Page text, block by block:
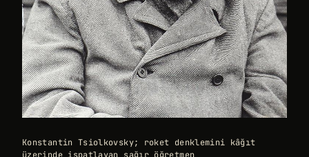
Konstantin Tsiolkovsky; roket denklemini kâğıt